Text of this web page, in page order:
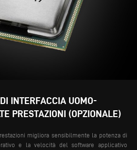
INTERFACCIA UOMO-
PRESTAZIONI (OPZIONALE)
migliora sensibilmente la potenza di
e la velocità del software applicativo